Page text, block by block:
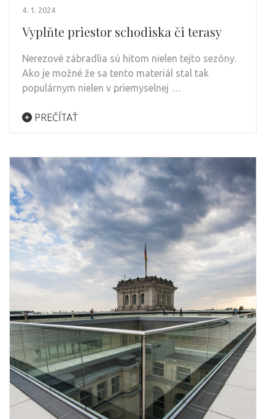
4. 1. 2024
Vyplňte priestor schodiska či terasy
Nerezové zábradlia sú hitom nielen tejto sezóny.
Ako je možné že sa tento materiál stal tak
populárnym nielen v priemyselnej …
PREČÍTAŤ